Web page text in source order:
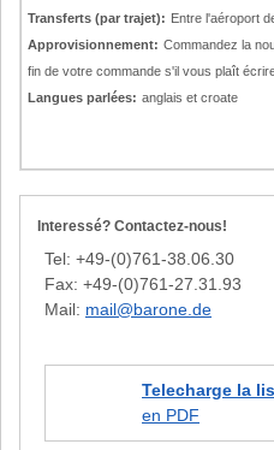
Transferts (par trajet): Entre l'aéroport
Approvisionnement: Commandez la
fin de votre commande s'il vous plaît
Langues parlées: anglais et croate
Interessé? Contactez-nous!
Tel: +49-(0)761-38.06.30
Fax: +49-(0)761-27.31.93
Mail: mail@barone.de
Telecharge la
en PDF